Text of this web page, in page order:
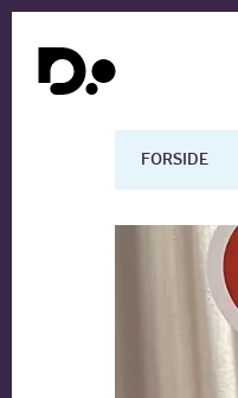
FORSIDE
Dansk